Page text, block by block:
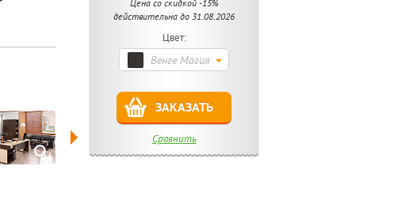
Цена со скидкой -15%
действительна до 31.08.2026
Цвет:
Венге Магия
ЗАКАЗАТЬ
Сравнить